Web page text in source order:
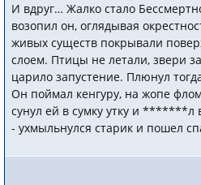
И вдруг… Жалко стало
возопил он, оглядывая
живых существ покрывали
слоем. Птицы не летали, звери
царило запустение. Плюнул
Он поймал кенгуру, на жопе
сунул ей в сумку утку и *******л
- ухмыльнулся старик и пошел